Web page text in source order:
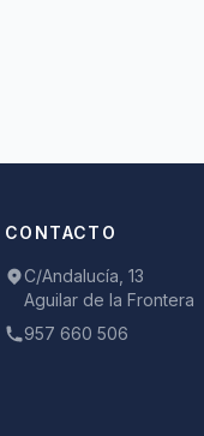
CONTACTO
C/Andalucía, 13
Aguilar de la Frontera
957 660 506